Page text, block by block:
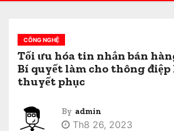
CÔNG NGHỆ
Tối ưu hóa tin nhắn bán
Bí quyết làm cho thông điệp
thuyết phục
By admin
Th8 26, 2023